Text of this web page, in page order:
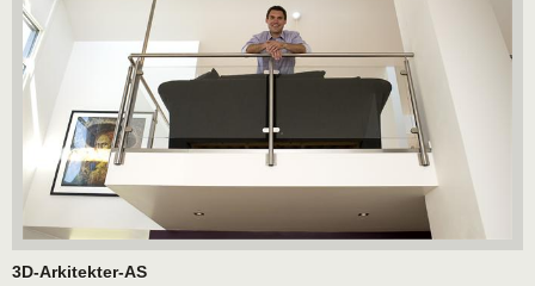
3D-Arkitekter-AS